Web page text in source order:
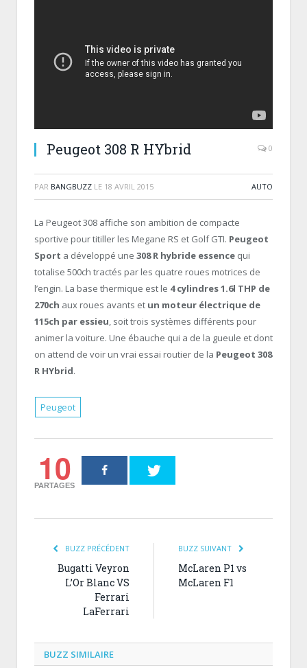
Peugeot 308 R HYbrid 0
PAR BANGBUZZ LE 18 AVRIL 2015 AUTO
La Peugeot 308 affiche son ambition de compacte
sportive pour titiller les Megane RS et Golf GTI. Peugeot
Sport a développé une 308 R hybride essence qui
totalise 500ch tractés par les quatre roues motrices de
l’engin. La base thermique est le 4 cylindres 1.6l THP de
270ch aux roues avants et un moteur électrique de
115ch par essieu, soit trois systèmes différents pour
animer la voiture. Une ébauche qui a de la gueule et dont
on attend de voir un vrai essai routier de la Peugeot 308
R HYbrid.
Peugeot
10
PARTAGES
BUZZ PRÉCÉDENT
Bugatti Veyron
L’Or Blanc VS
Ferrari
LaFerrari
BUZZ SUIVANT
McLaren P1 vs
McLaren F1
BUZZ SIMILAIRE